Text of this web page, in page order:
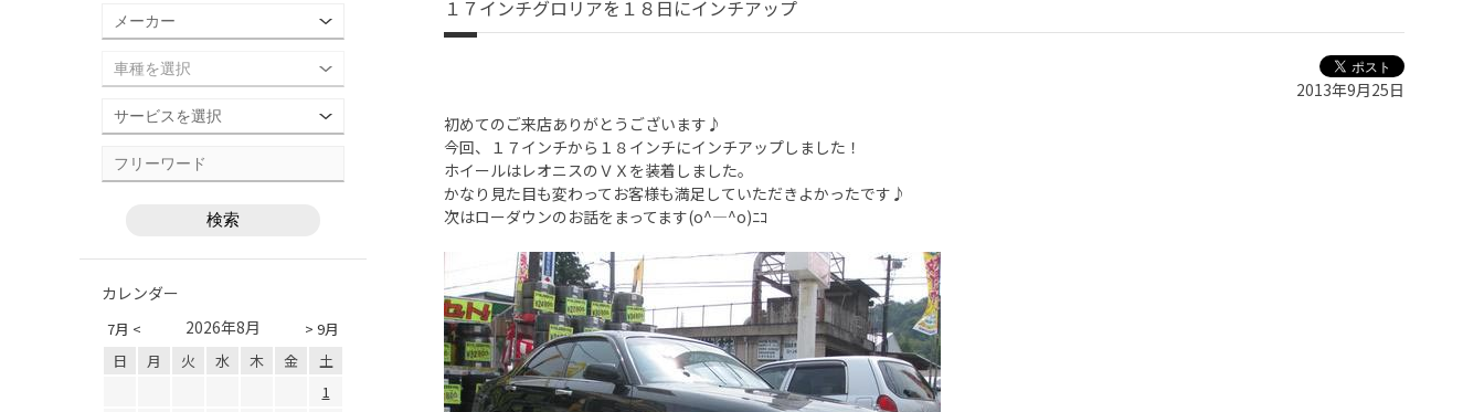
１７インチグロリアを１８日にインチアップ
2013年9月25日
初めてのご来店ありがとうございます♪
今回、１７インチから１８インチにインチアップしました！
ホイールはレオニスのＶＸを装着しました。
かなり見た目も変わってお客様も満足していただきよかったです♪
次はローダウンのお話をまってます(o^―^o)ﾆｺ
カレンダー
7月 < > 9月
2026年8月
日 月 火 水 木 金
土
1